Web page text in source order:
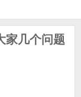
家几个问题